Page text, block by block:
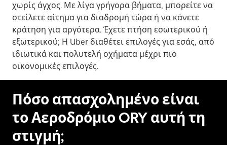
χωρίς άγχος. Με λίγα γρήγορα βήματα, μπορείτε να
στείλετε αίτημα για διαδρομή τώρα ή να κάνετε
κράτηση για αργότερα. Έχετε πτήση εσωτερικού ή
εξωτερικού; Η Uber διαθέτει επιλογές για εσάς, από
ιδιωτικά και πολυτελή οχήματα μέχρι πιο
οικονομικές επιλογές.
Πόσο απασχολημένο είναι
το Αεροδρόμιο ORY αυτή τη
στιγμή;